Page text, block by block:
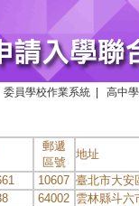
委員學校作業系統 高中
郵遞
區號
地址
10607 臺北市大安
64002 雲林縣斗六